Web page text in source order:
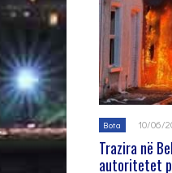
Bota 10/06/
Trazira në
autoritetet